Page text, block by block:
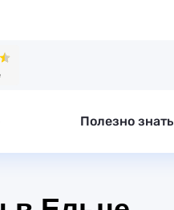
Полезно знать